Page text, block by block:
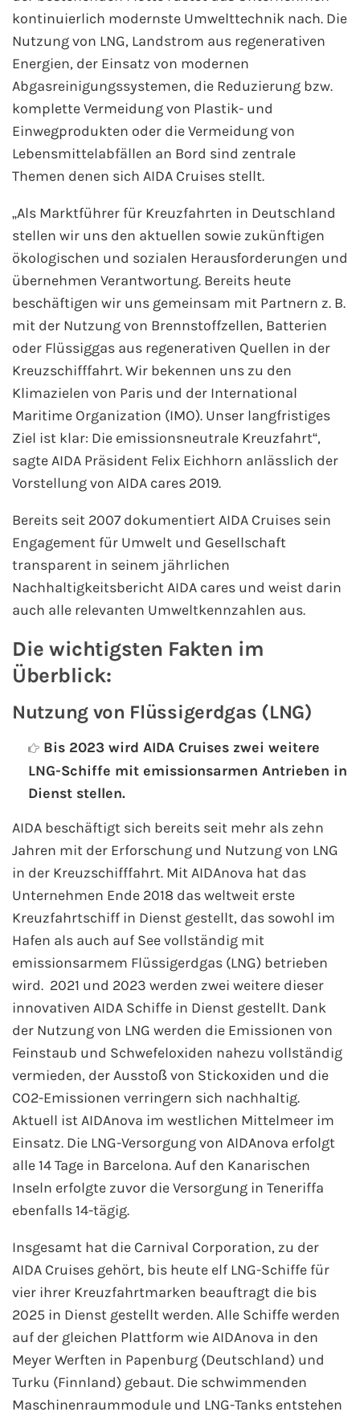
Mein Schiff Nordamerika
Mein Schiff Transreisen
Mein Schiff Ostsee
Mein Schiff Asien
Kanaren-Kreuzfahrt
Karibik-Kreuzfahrt
Ostsee-Kreuzfahrt
Westeuropa-Kreuzfahrt
Norwegen-Kreuzfahrt
Orient-Kreuzfahrt
Weltreise-Kreuzfahrt
Reedereien
AIDA Cruises
TUI Cruises
MSC Kreuzfahrten
Hapag-Lloyd Cruises
Hurtigruten
Norwegian Cruise Line
Royal Caribbean International
PLANTOURS Kreuzfahrten
Flusskreuzfahrten
A-ROSA Flusskreuzfahrten
VIVA Cruises Flusskreuzfahrten
nicko cruises Flusskreuzfahrten
1AVista Flusskreuzfahrten
Phoenix Reisen Flusskreuzfahrten
Last Minute Flusskreuzfahrten
Fähren
kontinuierlich modernste Umwelttechnik nach. Die
Nutzung von LNG, Landstrom aus regenerativen
Energien, der Einsatz von modernen
Abgasreinigungssystemen, die Reduzierung bzw.
komplette Vermeidung von Plastik- und
Einwegprodukten oder die Vermeidung von
Lebensmittelabfällen an Bord sind zentrale
Themen denen sich AIDA Cruises stellt.
„Als Marktführer für Kreuzfahrten in Deutschland
stellen wir uns den aktuellen sowie zukünftigen
ökologischen und sozialen Herausforderungen und
übernehmen Verantwortung. Bereits heute
beschäftigen wir uns gemeinsam mit Partnern z. B.
mit der Nutzung von Brennstoffzellen, Batterien
oder Flüssiggas aus regenerativen Quellen in der
Kreuzschifffahrt. Wir bekennen uns zu den
Klimazielen von Paris und der International
Maritime Organization (IMO). Unser langfristiges
Ziel ist klar: Die emissionsneutrale Kreuzfahrt“,
sagte AIDA Präsident Felix Eichhorn anlässlich der
Vorstellung von AIDA cares 2019.
Bereits seit 2007 dokumentiert AIDA Cruises sein
Engagement für Umwelt und Gesellschaft
transparent in seinem jährlichen
Nachhaltigkeitsbericht AIDA cares und weist darin
auch alle relevanten Umweltkennzahlen aus.
Die wichtigsten Fakten im
Überblick:
Nutzung von Flüssigerdgas (LNG)
Bis 2023 wird AIDA Cruises zwei weitere
LNG-Schiffe mit emissionsarmen Antrieben in
Dienst stellen.
AIDA beschäftigt sich bereits seit mehr als zehn
Jahren mit der Erforschung und Nutzung von LNG
in der Kreuzschifffahrt. Mit AIDAnova hat das
Unternehmen Ende 2018 das weltweit erste
Kreuzfahrtschiff in Dienst gestellt, das sowohl im
Hafen als auch auf See vollständig mit
emissionsarmem Flüssigerdgas (LNG) betrieben
wird. 2021 und 2023 werden zwei weitere dieser
innovativen AIDA Schiffe in Dienst gestellt. Dank
der Nutzung von LNG werden die Emissionen von
Feinstaub und Schwefeloxiden nahezu vollständig
vermieden, der Ausstoß von Stickoxiden und die
CO2-Emissionen verringern sich nachhaltig.
Aktuell ist AIDAnova im westlichen Mittelmeer im
Einsatz. Die LNG-Versorgung von AIDAnova erfolgt
alle 14 Tage in Barcelona. Auf den Kanarischen
Inseln erfolgte zuvor die Versorgung in Teneriffa
ebenfalls 14-tägig.
Insgesamt hat die Carnival Corporation, zu der
AIDA Cruises gehört, bis heute elf LNG-Schiffe für
vier ihrer Kreuzfahrtmarken beauftragt die bis
2025 in Dienst gestellt werden. Alle Schiffe werden
auf der gleichen Plattform wie AIDAnova in den
Meyer Werften in Papenburg (Deutschland) und
Turku (Finnland) gebaut. Die schwimmenden
Maschinenraummodule und LNG-Tanks entstehen